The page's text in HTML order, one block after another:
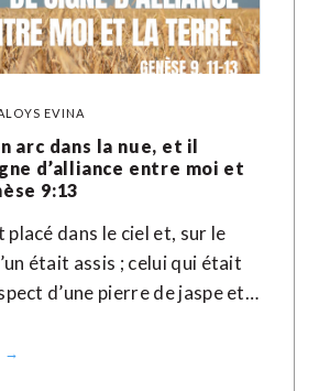
EVINA
arc dans la nue, et il
d’alliance entre moi et
9:13
dans le ciel et, sur le
était assis ; celui qui était
d’une pierre de jaspe et…
→